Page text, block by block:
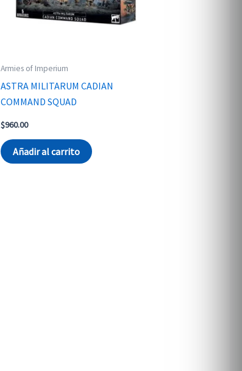
Armies of Imperium
ASTRA MILITARUM CADIAN
COMMAND SQUAD
$960.00
Añadir al carrito